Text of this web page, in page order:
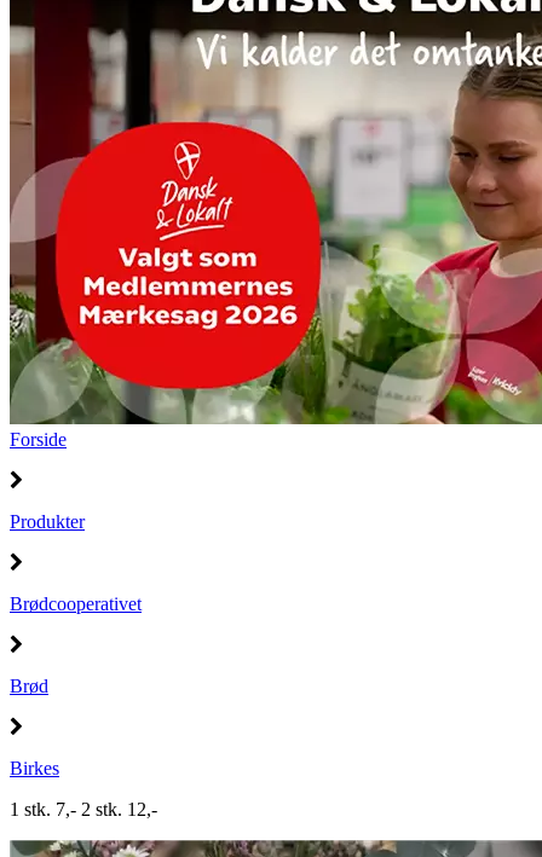
Forside
Produkter
Brødcooperativet
Brød
Birkes
1 stk. 7,- 2 stk. 12,-